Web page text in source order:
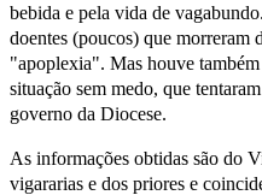
bebida e pela vida de
doentes (poucos) que morreram
"apoplexia". Mas houve
situação sem medo, que
governo da Diocese.
As informações obtidas são do
vigararias e dos priores e